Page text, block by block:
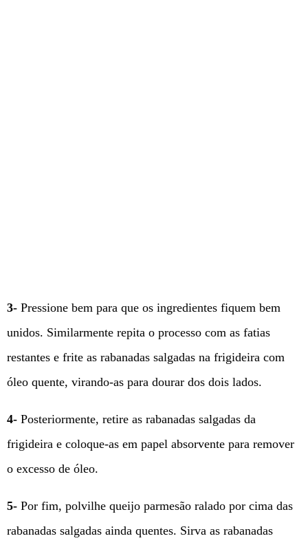
3- Pressione bem para que os ingredientes fiquem bem
unidos. Similarmente repita o processo com as fatias
restantes e frite as rabanadas salgadas na frigideira com
óleo quente, virando-as para dourar dos dois lados.
4- Posteriormente, retire as rabanadas salgadas da
frigideira e coloque-as em papel absorvente para remover
o excesso de óleo.
5- Por fim, polvilhe queijo parmesão ralado por cima das
rabanadas salgadas ainda quentes. Sirva as rabanadas